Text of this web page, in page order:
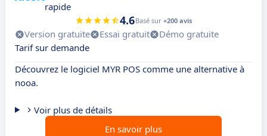
rapide
4.6Basé sur +200 avis
Version gratuite Essai gratuit
Démo gratuite
Tarif sur demande
Découvrez le logiciel MYR POS comme une alternative à
nooa.
Voir plus de détails
En savoir plus